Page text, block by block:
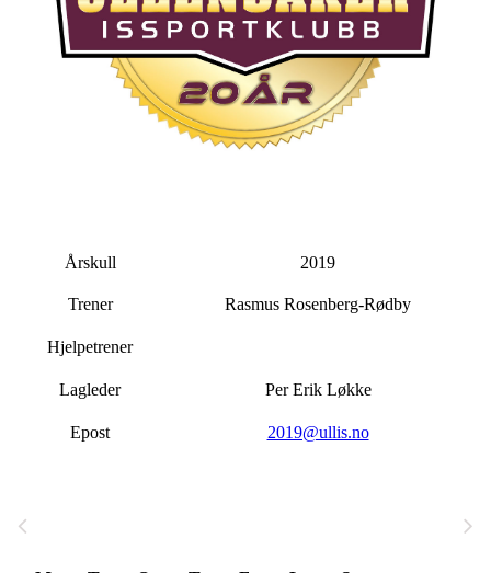
Årskull 2019
Trener Rasmus Rosenberg-Rødby
Hjelpetrener
Lagleder Per Erik Løkke
Epost 2019@ullis.no